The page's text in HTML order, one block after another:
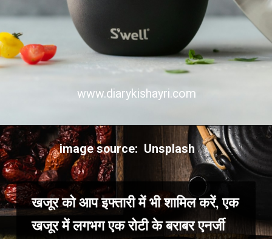
www.diarykishayri.com
खजूर को आप इफ्तारी में भी शामिल करें, एक
खजूर में लगभग एक रोटी के बराबर एनर्जी
image source: Unsplash